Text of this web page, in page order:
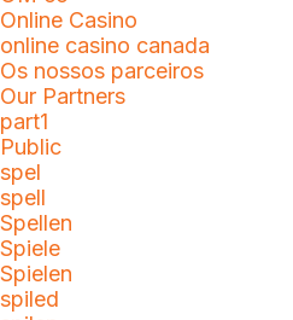
Online Casino
online casino canada
Os nossos parceiros
Our Partners
part1
Public
spel
spell
Spellen
Spiele
Spielen
spiled